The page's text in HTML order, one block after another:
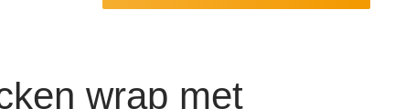
wrap met